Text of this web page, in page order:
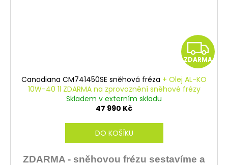
Z
D
ZDARMA
Canadiana CM741450SE sněhová fréza + Olej AL-KO
10W-40 1l ZDARMA na zprovoznění sněhové frézy
Skladem v externím skladu
47 990 Kč
DO KOŠÍKU
ZDARMA - sněhovou frézu sestavíme a